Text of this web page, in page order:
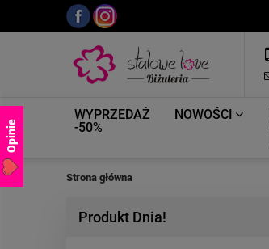
WYPRZEDAŻ
-50%
NOWOŚCI
Strona główna
Produkt Dnia!
Opinie